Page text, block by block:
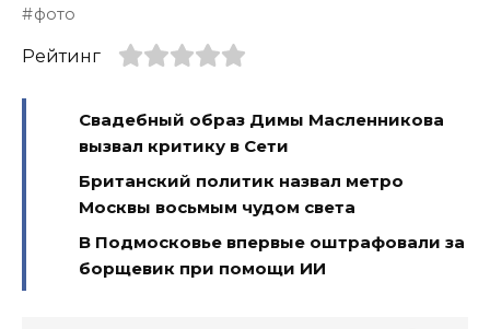
фото
Рейтинг
Свадебный образ Димы Масленникова
вызвал критику в Сети
Британский политик назвал метро
Москвы восьмым чудом света
В Подмосковье впервые оштрафовали за
борщевик при помощи ИИ